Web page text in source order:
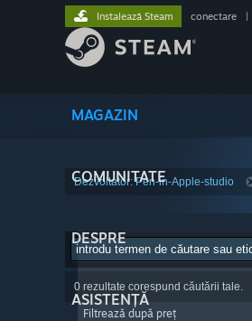
MAGAZIN
COMUNITATE
DESPRE
ASISTENȚĂ
Instalează Steam conectare
Dezvoltator: Pen-in-Apple-studio
0 rezultate corespund căutării tale.
Filtrează după preț